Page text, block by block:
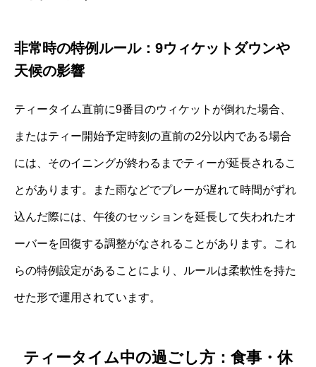
非常時の特例ルール：9ウィケットダウンや
天候の影響
ティータイム直前に9番目のウィケットが倒れた場合、
またはティー開始予定時刻の直前の2分以内である場合
には、そのイニングが終わるまでティーが延長されるこ
とがあります。また雨などでプレーが遅れて時間がずれ
込んだ際には、午後のセッションを延長して失われたオ
ーバーを回復する調整がなされることがあります。これ
らの特例設定があることにより、ルールは柔軟性を持た
せた形で運用されています。
ティータイム中の過ごし方：食事・休